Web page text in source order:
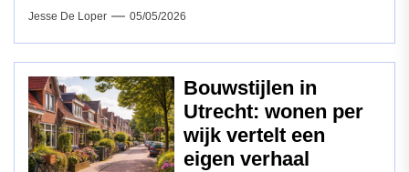
Jesse De Loper 05/05/2026
Bouwstijlen in
Utrecht: wonen per
wijk vertelt een
eigen verhaal